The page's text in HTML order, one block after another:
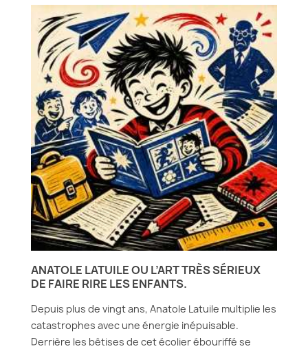
ANATOLE LATUILE OU L’ART TRÈS SÉRIEUX
DE FAIRE RIRE LES ENFANTS.
Depuis plus de vingt ans, Anatole Latuile multiplie les
catastrophes avec une énergie inépuisable.
Derrière les bêtises de cet écolier ébouriffé se